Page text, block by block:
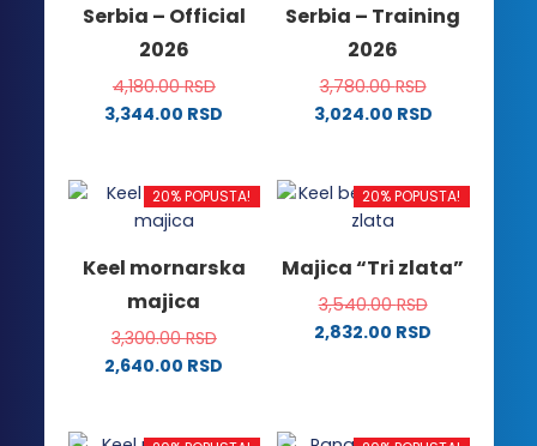
biti
izabrane
na
stranici
izabrane
na
stranici
proizvoda.
Serbia – Official
2026
4,180.00RSD
3,344.00 RSD
ima
više
Opcije
mogu
biti
izabrane
Serbia – Training
2026
3,780.00RSD
3,024.00 RSD
ima
više
Opcije
mogu
biti
20% POPUSTA!
Keel mornarska
majica
3,300.00RSD
2,640.00 RSD
20% POPUSTA!
Majica “Tri zlata”
3,540.00RSD
2,832.00 RSD